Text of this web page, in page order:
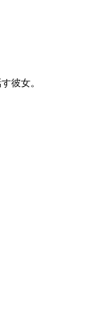
彼女。